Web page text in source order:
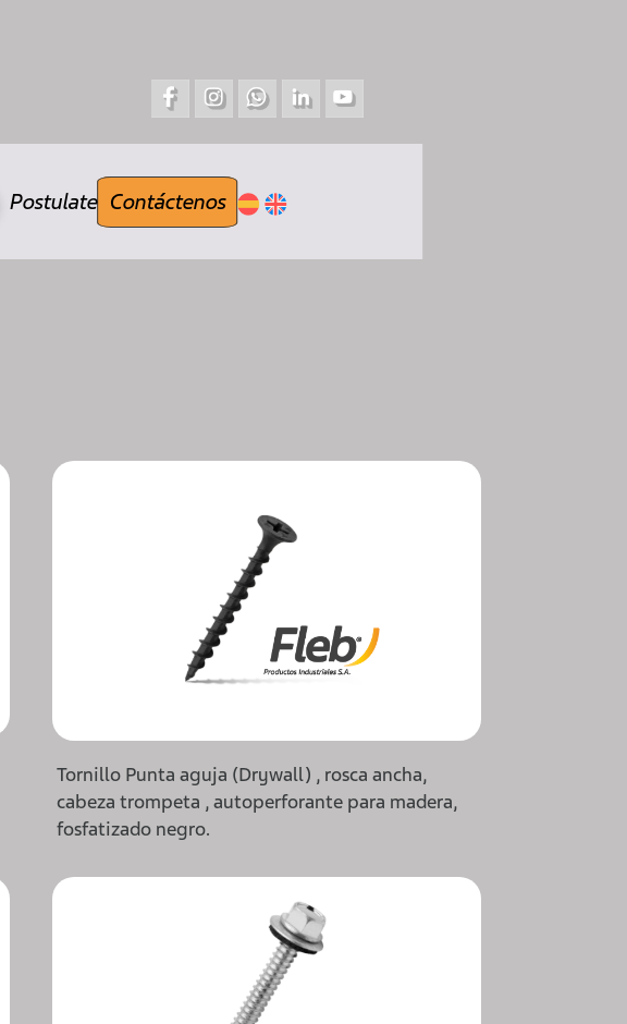
Postulate Contáctenos
Tornillo Punta aguja (Drywall) , rosca ancha,
cabeza trompeta , autoperforante para madera,
fosfatizado negro.